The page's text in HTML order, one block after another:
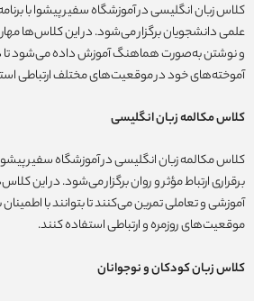
کلاس زبان انگلیسی در آموزشگاه سفیر پیشوا با
علمی دانشجویان برگزار می‌شود. در این کلاس‌ها
و نوشتن به‌صورت هماهنگ آموزش داده می‌شود تا
آموخته‌های خود در موقعیت‌های مختلف ارتباطی
کلاس مکالمه زبان انگلیسی
کلاس مکالمه زبان انگلیسی در آموزشگاه سفیر
برقراری ارتباط مؤثر و روان برگزار می‌شود. در این
آموزشی و تعاملی تمرین می‌کنند تا بتوانند با
موقعیت‌های روزمره و ارتباطی استفاده کنند.
کلاس زبان کودکان و نوجوانان